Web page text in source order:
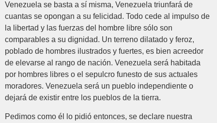
Venezuela se basta a sí misma, Venezuela triunfará de
cuantas se opongan a su felicidad. Todo cede al impulso de
la libertad y las fuerzas del hombre libre sólo son
comparables a su dignidad. Un terreno dilatado y feroz,
poblado de hombres ilustrados y fuertes, es bien acreedor
de elevarse al rango de nación. Venezuela será habitada
por hombres libres o el sepulcro funesto de sus actuales
moradores. Venezuela será un pueblo independiente o
dejará de existir entre los pueblos de la tierra.
Pedimos como él lo pidió entonces, se declare nuestra